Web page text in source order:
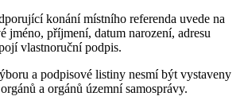
konání místního referenda uvede na
jméno, příjmení, datum narození, adresu
vlastnoruční podpis.
a podpisové listiny nesmí být vystaveny
a orgánů územní samosprávy.